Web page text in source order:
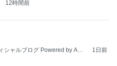
12時間前
シャルブログ Powered by Ame
1日前